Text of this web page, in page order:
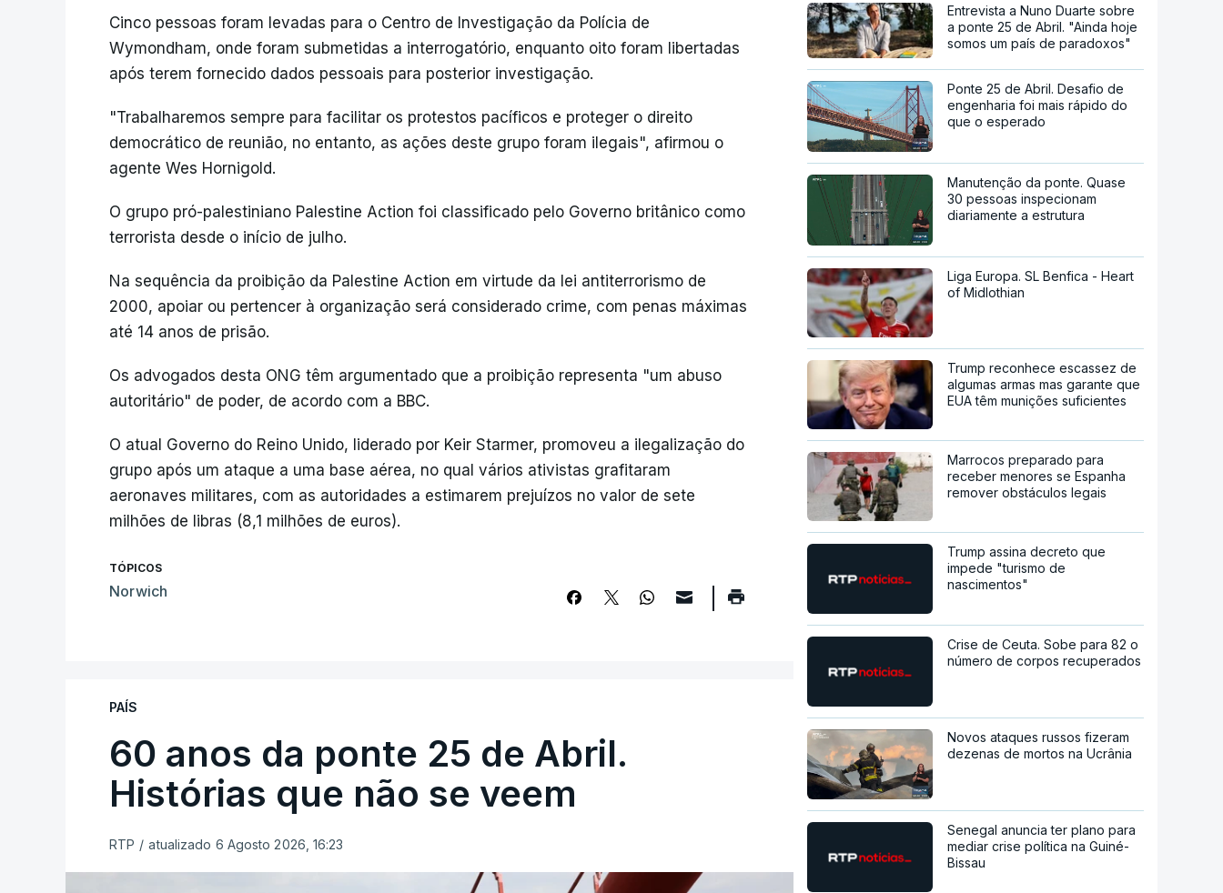
Cinco pessoas foram levadas para o Centro de Investigação da Polícia de
Wymondham, onde foram submetidas a interrogatório, enquanto oito foram libertadas
após terem fornecido dados pessoais para posterior investigação.
"Trabalharemos sempre para facilitar os protestos pacíficos e proteger o direito
democrático de reunião, no entanto, as ações deste grupo foram ilegais", afirmou o
agente Wes Hornigold.
O grupo pró-palestiniano Palestine Action foi classificado pelo Governo britânico como
terrorista desde o início de julho.
Na sequência da proibição da Palestine Action em virtude da lei antiterrorismo de
2000, apoiar ou pertencer à organização será considerado crime, com penas máximas
até 14 anos de prisão.
Os advogados desta ONG têm argumentado que a proibição representa "um abuso
autoritário" de poder, de acordo com a BBC.
O atual Governo do Reino Unido, liderado por Keir Starmer, promoveu a ilegalização do
grupo após um ataque a uma base aérea, no qual vários ativistas grafitaram
aeronaves militares, com as autoridades a estimarem prejuízos no valor de sete
milhões de libras (8,1 milhões de euros).
TÓPICOS
Norwich
PAÍS
60 anos da ponte 25 de Abril.
Histórias que não se veem
RTP / atualizado 6 Agosto 2026, 16:23
Entrevista a Nuno Duarte sobre
a ponte 25 de Abril. "Ainda hoje
somos um país de paradoxos"
Ponte 25 de Abril. Desafio de
engenharia foi mais rápido do
que o esperado
Manutenção da ponte. Quase
30 pessoas inspecionam
diariamente a estrutura
Liga Europa. SL Benfica - Heart
of Midlothian
Trump reconhece escassez de
algumas armas mas garante que
EUA têm munições suficientes
Marrocos preparado para
receber menores se Espanha
remover obstáculos legais
Trump assina decreto que
impede "turismo de
nascimentos"
Crise de Ceuta. Sobe para 82 o
número de corpos recuperados
Novos ataques russos fizeram
dezenas de mortos na Ucrânia
Senegal anuncia ter plano para
mediar crise política na Guiné-
Bissau